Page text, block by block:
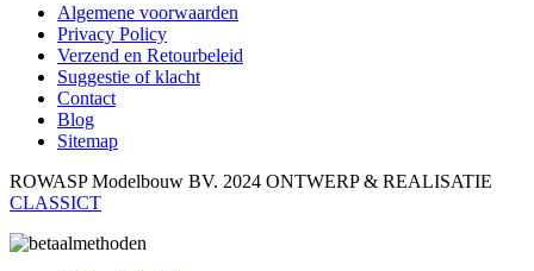
Algemene voorwaarden
Privacy Policy
Verzend en Retourbeleid
Suggestie of klacht
Contact
Blog
Sitemap
ROWASP Modelbouw BV. 2024 ONTWERP & REALISATIE
CLASSICT